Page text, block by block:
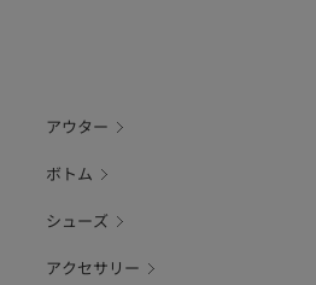
アウター
ボトム
シューズ
アクセサリー